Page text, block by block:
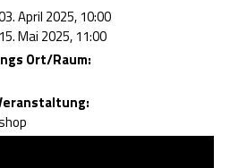
April 2025, 10:00
Mai 2025, 11:00
Ort/Raum: